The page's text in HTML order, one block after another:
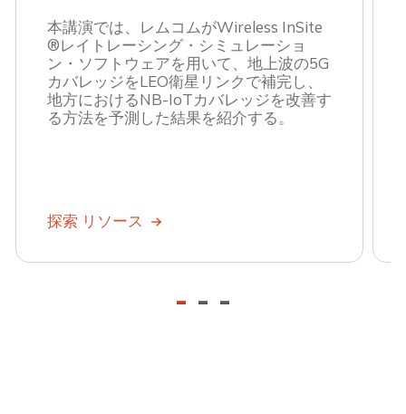
本講演では、レムコムがWireless InSite
®レイトレーシング・シミュレーショ
ン・ソフトウェアを用いて、地上波の5G
カバレッジをLEO衛星リンクで補完し、
地方におけるNB-IoTカバレッジを改善す
る方法を予測した結果を紹介する。
探索 リソース
- - -